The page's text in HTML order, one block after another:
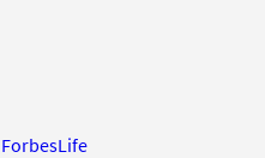
ForbesLife